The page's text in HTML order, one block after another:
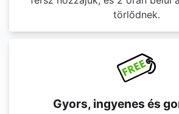
törlődnek.
Gyors, ingyenes és